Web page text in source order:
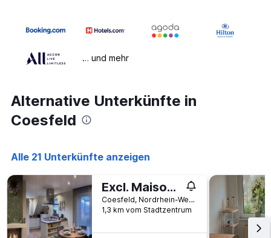
… und mehr
Alternative Unterkünfte in
Coesfeld
Alle 21 Unterkünfte anzeigen
Excl. Maisonette Ferienwohnung
Coesfeld, Nordrhein-Westfalen, Deutschland
1,3 km vom Stadtzentrum